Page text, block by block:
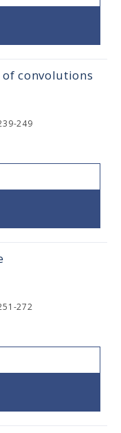
convolutions
249
272